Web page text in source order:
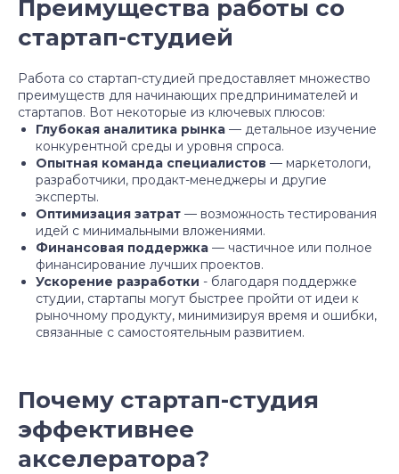
Преимущества работы со
стартап-студией
Работа со стартап-студией предоставляет множество
преимуществ для начинающих предпринимателей и
стартапов. Вот некоторые из ключевых плюсов:
Глубокая аналитика рынка — детальное изучение
конкурентной среды и уровня спроса.
Опытная команда специалистов — маркетологи,
разработчики, продакт-менеджеры и другие
эксперты.
Оптимизация затрат — возможность тестирования
идей с минимальными вложениями.
Финансовая поддержка — частичное или полное
финансирование лучших проектов.
Ускорение разработки - благодаря поддержке
студии, стартапы могут быстрее пройти от идеи к
рыночному продукту, минимизируя время и ошибки,
связанные с самостоятельным развитием.
Почему стартап-студия
эффективнее
акселератора?